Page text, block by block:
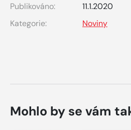
Publikováno:
11.1.2020
Kategorie:
Noviny
Mohlo by se vám